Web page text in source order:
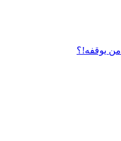
يوقفه!؟